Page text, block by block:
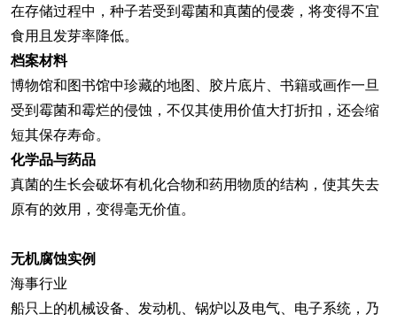
在存储过程中，种子若受到霉菌和真菌的侵袭，将变得不宜
食用且发芽率降低。
档案材料
博物馆和图书馆中珍藏的地图、胶片底片、书籍或画作一旦
受到霉菌和霉烂的侵蚀，不仅其使用价值大打折扣，还会缩
短其保存寿命。
化学品与药品
真菌的生长会破坏有机化合物和药用物质的结构，使其失去
原有的效用，变得毫无价值。
无机腐蚀实例
海事行业
船只上的机械设备、发动机、锅炉以及电气、电子系统，乃